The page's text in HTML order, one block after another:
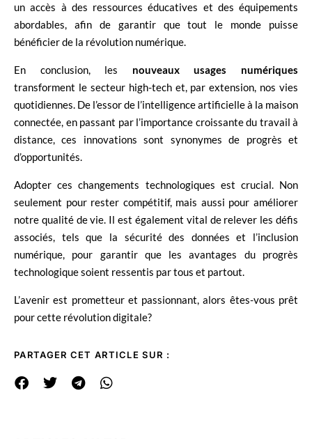
un accès à des ressources éducatives et des équipements
abordables, afin de garantir que tout le monde puisse
bénéficier de la révolution numérique.
En conclusion, les nouveaux usages numériques
transforment le secteur high-tech et, par extension, nos vies
quotidiennes. De l’essor de l’intelligence artificielle à la maison
connectée, en passant par l’importance croissante du travail à
distance, ces innovations sont synonymes de progrès et
d’opportunités.
Adopter ces changements technologiques est crucial. Non
seulement pour rester compétitif, mais aussi pour améliorer
notre qualité de vie. Il est également vital de relever les défis
associés, tels que la sécurité des données et l’inclusion
numérique, pour garantir que les avantages du progrès
technologique soient ressentis par tous et partout.
L’avenir est prometteur et passionnant, alors êtes-vous prêt
pour cette révolution digitale?
PARTAGER CET ARTICLE SUR :